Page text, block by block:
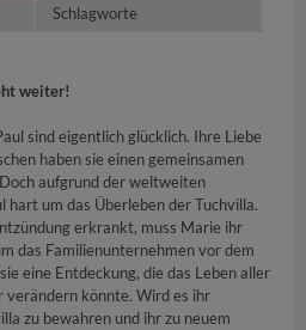
Schlagworte
weiter!
sind eigentlich glücklich. Ihre Liebe
haben sie einen gemeinsamen
aufgrund der weltweiten
um das Überleben der Tuchvilla.
erkrankt, muss Marie ihr
das Familienunternehmen vor dem
eine Entdeckung, die das Leben aller
könnte. Wird es ihr
zu bewahren und ihr zu neuem